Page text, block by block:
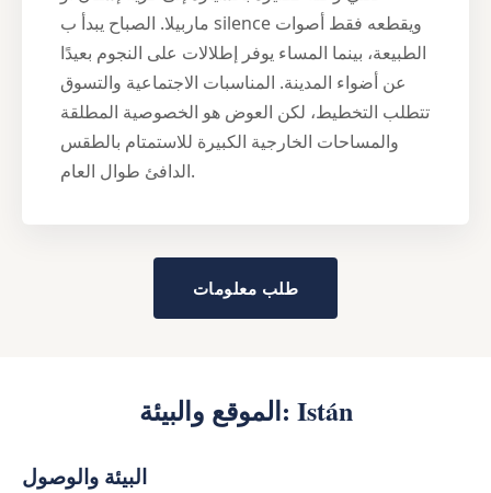
ماربيلا. الصباح يبدأ ب silence ويقطعه فقط أصوات
الطبيعة، بينما المساء يوفر إطلالات على النجوم بعيدًا
عن أضواء المدينة. المناسبات الاجتماعية والتسوق
تتطلب التخطيط، لكن العوض هو الخصوصية المطلقة
والمساحات الخارجية الكبيرة للاستمتام بالطقس
الدافئ طوال العام.
طلب معلومات
الموقع والبيئة: Istán
البيئة والوصول